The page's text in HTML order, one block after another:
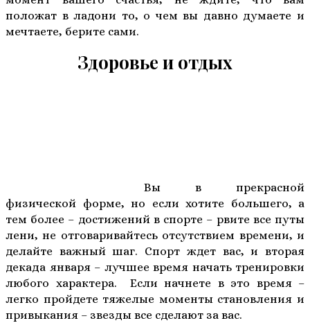
положат в ладони то, о чем вы давно думаете и
мечтаете, берите сами.
Здоровье и отдых
Вы в прекрасной
физической форме, но если хотите большего, а
тем более – достижений в спорте – рвите все путы
лени, не отговаривайтесь отсутствием времени, и
делайте важный шаг. Спорт ждет вас, и вторая
декада января – лучшее время начать тренировки
любого характера. Если начнете в это время –
легко пройдете тяжелые моменты становления и
привыкания – звезды все сделают за вас.